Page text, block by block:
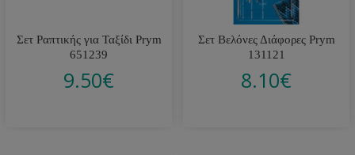
Σετ Ραπτικής για Ταξίδι Prym
651239
9.50€
Σετ Βελόνες Διάφορες Prym
131121
8.10€